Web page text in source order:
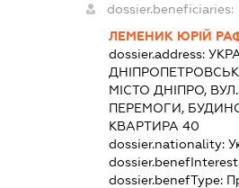
dossier.beneficiaries:
ЛЕМЕНИК ЮРІЙ
dossier.address:
МІСТО ДНІПРО,
ПЕРЕМОГИ,
КВАРТИРА 40
dossier.nationality:
dossier.benefType: